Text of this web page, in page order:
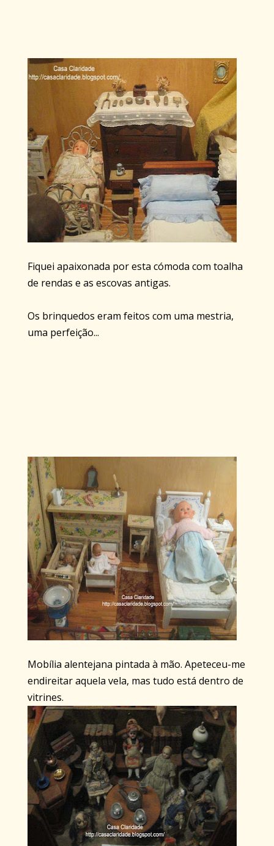
Fiquei apaixonada por esta cómoda com toalha
de rendas e as escovas antigas.
Os brinquedos eram feitos com uma mestria,
uma perfeição...
Mobília alentejana pintada à mão. Apeteceu-me
endireitar aquela vela, mas tudo está dentro de
vitrines.